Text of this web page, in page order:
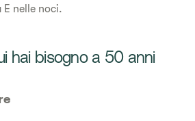
nelle noci.
hai bisogno a 50 anni